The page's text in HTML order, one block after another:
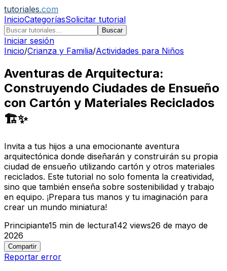
tutoriales.com
InicioCategoríasSolicitar tutorial
Buscar
Iniciar sesión
Inicio/Crianza y Familia/Actividades para Niños
Aventuras de Arquitectura:
Construyendo Ciudades de Ensueño
con Cartón y Materiales Reciclados
🏗️✨
Invita a tus hijos a una emocionante aventura
arquitectónica donde diseñarán y construirán su propia
ciudad de ensueño utilizando cartón y otros materiales
reciclados. Este tutorial no solo fomenta la creatividad,
sino que también enseña sobre sostenibilidad y trabajo
en equipo. ¡Prepara tus manos y tu imaginación para
crear un mundo miniatura!
Principiante15 min de lectura142 views26 de mayo de
2026
Compartir
Reportar error